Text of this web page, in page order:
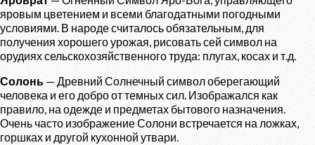
яровым цветением и всеми благодатными погодными
условиями. В народе считалось обязательным, для
получения хорошего урожая, рисовать сей символ на
орудиях сельскохозяйственного труда: плугах, косах и т.д.
Солонь — Древний Солнечный символ оберегающий
человека и его добро от темных сил. Изображался как
правило, на одежде и предметах бытового назначения.
Очень часто изображение Солони встречается на ложках,
горшках и другой кухонной утвари.